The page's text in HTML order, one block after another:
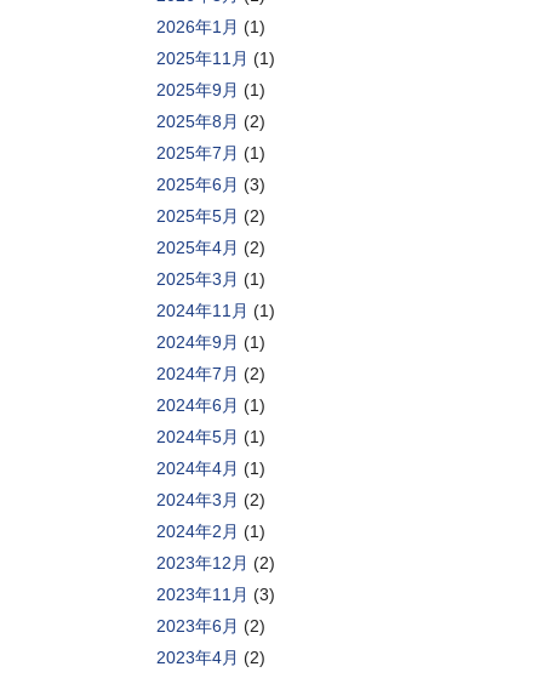
2026年1月 (1)
2025年11月 (1)
2025年9月 (1)
2025年8月 (2)
2025年7月 (1)
2025年6月 (3)
2025年5月 (2)
2025年4月 (2)
2025年3月 (1)
2024年11月 (1)
2024年9月 (1)
2024年7月 (2)
2024年6月 (1)
2024年5月 (1)
2024年4月 (1)
2024年3月 (2)
2024年2月 (1)
2023年12月 (2)
2023年11月 (3)
2023年6月 (2)
2023年4月 (2)